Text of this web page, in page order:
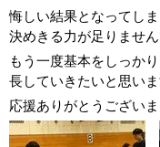
悔しい結果となってし
決めきる力が足りません
もう一度基本をしっか
長していきたいと思いま
応援ありがとうございま